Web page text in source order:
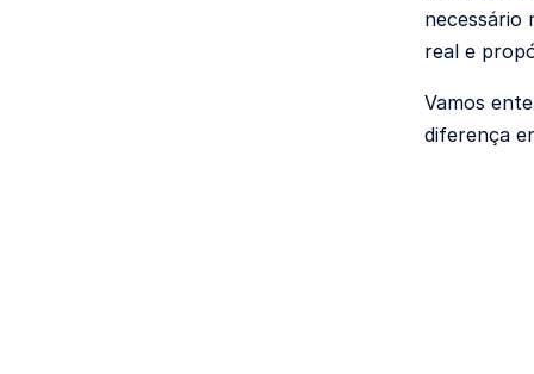
necessário
real e
Vamos
diferença